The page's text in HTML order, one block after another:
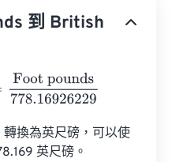
到 British
778.16926229
換為英尺磅，可以使
英尺磅。